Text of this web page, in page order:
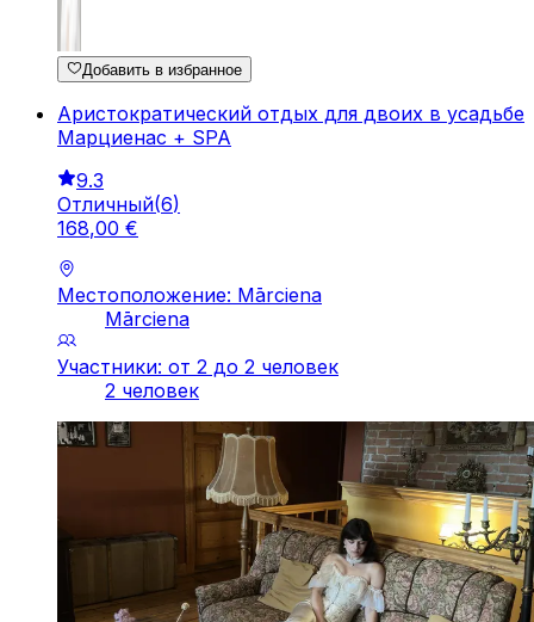
Добавить в избранное
Аристократический отдых для двоих в усадьбе
Марциенас + SPA
9.3
Отличный(6)
168,00 €
Местоположение: Mārciena
Mārciena
Участники: от 2 до 2 человек
2 человек